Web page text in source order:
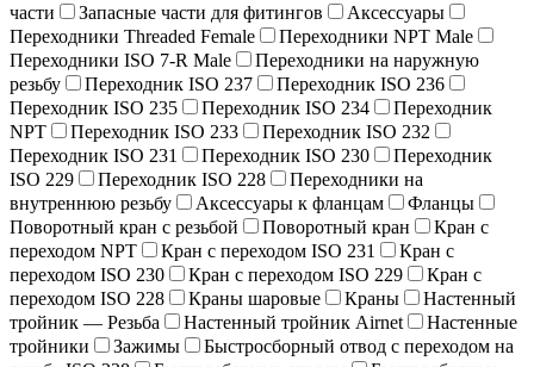
части
Запасные части для фитингов
Аксессуары
Переходники Threaded Female
Переходники NPT Male
Переходники ISO 7-R Male
Переходники на наружную
резьбу
Переходник ISO 237
Переходник ISO 236
Переходник ISO 235
Переходник ISO 234
Переходник
NPT
Переходник ISO 233
Переходник ISO 232
Переходник ISO 231
Переходник ISO 230
Переходник
ISO 229
Переходник ISO 228
Переходники на
внутреннюю резьбу
Аксессуары к фланцам
Фланцы
Поворотный кран c резьбой
Поворотный кран
Кран с
переходом NPT
Кран с переходом ISO 231
Кран с
переходом ISO 230
Кран с переходом ISO 229
Кран с
переходом ISO 228
Краны шаровые Краны
Настенный
тройник — Резьба
Настенный тройник Airnet
Настенные
тройники
Зажимы
Быстросборный отвод с переходом на